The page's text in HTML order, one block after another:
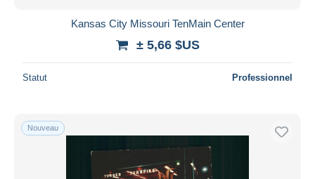
Kansas City Missouri TenMain Center
± 5,66 $US
Statut Professionnel
Nouveau